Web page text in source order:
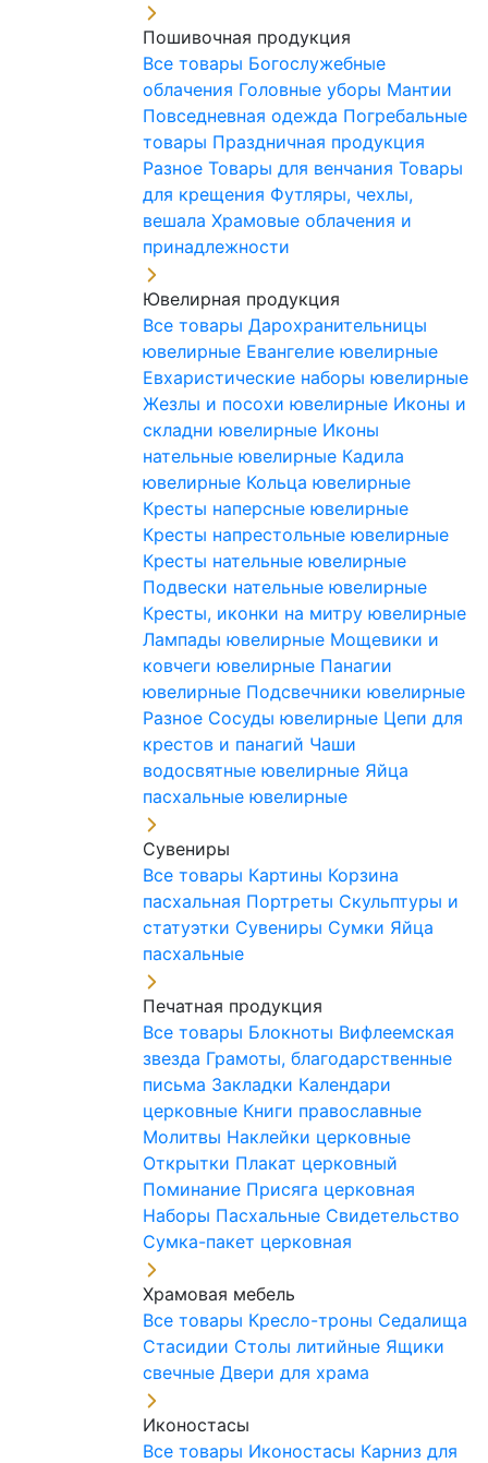
Пошивочная продукция
Все товары Богослужебные
облачения Головные уборы Мантии
Повседневная одежда Погребальные
товары Праздничная продукция
Разное Товары для венчания Товары
для крещения Футляры, чехлы,
вешала Храмовые облачения и
принадлежности
Ювелирная продукция
Все товары Дарохранительницы
ювелирные Евангелие ювелирные
Евхаристические наборы ювелирные
Жезлы и посохи ювелирные Иконы и
складни ювелирные Иконы
нательные ювелирные Кадила
ювелирные Кольца ювелирные
Кресты наперсные ювелирные
Кресты напрестольные ювелирные
Кресты нательные ювелирные
Подвески нательные ювелирные
Кресты, иконки на митру ювелирные
Лампады ювелирные Мощевики и
ковчеги ювелирные Панагии
ювелирные Подсвечники ювелирные
Разное Сосуды ювелирные Цепи для
крестов и панагий Чаши
водосвятные ювелирные Яйца
пасхальные ювелирные
Сувениры
Все товары Картины Корзина
пасхальная Портреты Скульптуры и
статуэтки Сувениры Сумки Яйца
пасхальные
Печатная продукция
Все товары Блокноты Вифлеемская
звезда Грамоты, благодарственные
письма Закладки Календари
церковные Книги православные
Молитвы Наклейки церковные
Открытки Плакат церковный
Поминание Присяга церковная
Наборы Пасхальные Свидетельство
Сумка-пакет церковная
Храмовая мебель
Все товары Кресло-троны Седалища
Стасидии Столы литийные Ящики
свечные Двери для храма
Иконостасы
Все товары Иконостасы Карниз для